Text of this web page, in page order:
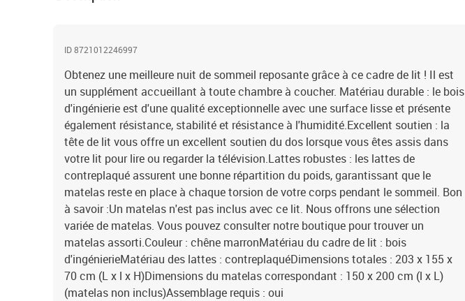
ID 8721012246997
Obtenez une meilleure nuit de sommeil reposante grâce à ce cadre de lit ! Il est
un supplément accueillant à toute chambre à coucher. Matériau durable : le bois
d'ingénierie est d'une qualité exceptionnelle avec une surface lisse et présente
également résistance, stabilité et résistance à l'humidité.Excellent soutien : la
tête de lit vous offre un excellent soutien du dos lorsque vous êtes assis dans
votre lit pour lire ou regarder la télévision.Lattes robustes : les lattes de
contreplaqué assurent une bonne répartition du poids, garantissant que le
matelas reste en place à chaque torsion de votre corps pendant le sommeil. Bon
à savoir :Un matelas n'est pas inclus avec ce lit. Nous offrons une sélection
variée de matelas. Vous pouvez consulter notre boutique pour trouver un
matelas assorti.Couleur : chêne marronMatériau du cadre de lit : bois
d'ingénierieMatériau des lattes : contreplaquéDimensions totales : 203 x 155 x
70 cm (L x l x H)Dimensions du matelas correspondant : 150 x 200 cm (l x L)
(matelas non inclus)Assemblage requis : oui